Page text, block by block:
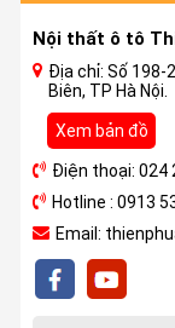
Nội thất ô tô
Địa chỉ: Số 198-
Biên, TP Hà Nội.
Xem bản đồ
Điện thoại: 024
Hotline : 0913
Email: